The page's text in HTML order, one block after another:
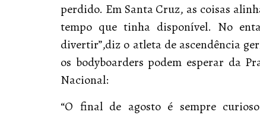
perdido. Em Santa Cruz, as coisas
tempo que tinha disponível. No
divertir”,diz o atleta de ascendência
os bodyboarders podem esperar da
Nacional:
“O final de agosto é sempre